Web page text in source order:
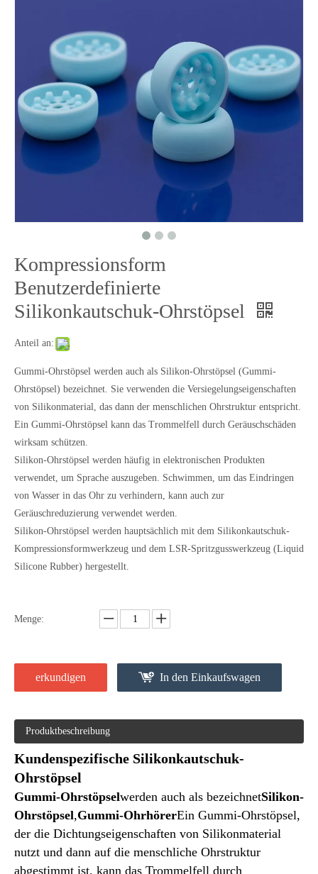
Schutzhülle aus Silikonkautschuk für elektronische Produkte Gummi-Silikon-Duschkopf-Düsendichtung
Pneumatische Dichtungen aus Silikonkautschuk
Radikaldichtungen aus Silikonkautschuk Silikonkautschuk-Lippendichtungen
Kolbenabdichtungen aus Silikonkautschuk Silikon-Gummistabendichtungen
Kompressionsform
Benutzerdefinierte
Silikonkautschuk-Ohrstöpsel
Anteil an:
Gummi-Ohrstöpsel werden auch als Silikon-Ohrstöpsel (Gummi-
Ohrstöpsel) bezeichnet. Sie verwenden die Versiegelungseigenschaften
von Silikonmaterial, das dann der menschlichen Ohrstruktur entspricht.
Ein Gummi-Ohrstöpsel kann das Trommelfell durch Geräuschschäden
wirksam schützen.
Silikon-Ohrstöpsel werden häufig in elektronischen Produkten
verwendet, um Sprache auszugeben. Schwimmen, um das Eindringen
von Wasser in das Ohr zu verhindern, kann auch zur
Geräuschreduzierung verwendet werden.
Silikon-Ohrstöpsel werden hauptsächlich mit dem Silikonkautschuk-
Kompressionsformwerkzeug und dem LSR-Spritzgusswerkzeug (Liquid
Silicone Rubber) hergestellt.
Menge:
erkundigen In den Einkaufswagen
Produktbeschreibung
Kundenspezifische Silikonkautschuk-
Ohrstöpsel
Gummi-Ohrstöpselwerden auch als bezeichnetSilikon-
Ohrstöpsel,Gummi-OhrhörerEin Gummi-Ohrstöpsel,
der die Dichtungseigenschaften von Silikonmaterial
nutzt und dann auf die menschliche Ohrstruktur
abgestimmt ist, kann das Trommelfell durch